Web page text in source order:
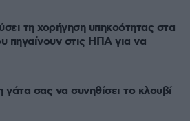
τη χορήγηση υπηκοότητας στα
πηγαίνουν στις ΗΠΑ για να
σας να συνηθίσει το κλουβί